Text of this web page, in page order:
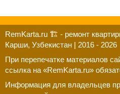
RemKarta.ru 🏗️ - ремонт
Карши, Узбекистан | 2016 - 2026
При перепечатке материалов
ссылка на «RemKarta.ru»
Информация для владельцев